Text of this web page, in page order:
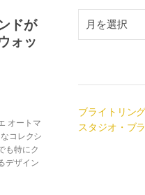
ドが
ォッ
オートマ
コレクシ
も特にク
デザイン
ブライトリン
スタジオ・ブ